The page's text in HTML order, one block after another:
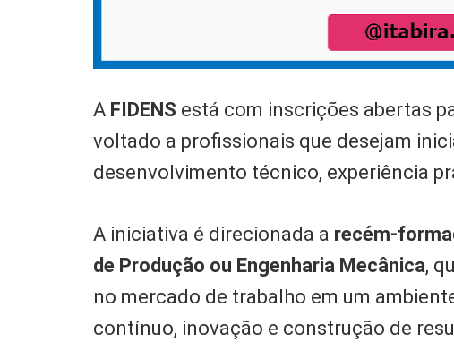
A FIDENS está com inscrições abertas
voltado a profissionais que desejam
desenvolvimento técnico, experiência
A iniciativa é direcionada a recém-
de Produção ou Engenharia Mecânica,
no mercado de trabalho em um
contínuo, inovação e construção de